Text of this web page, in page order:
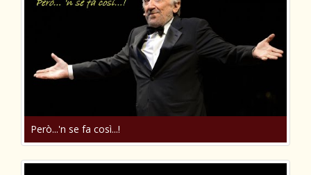
Però...'n se fa così...!